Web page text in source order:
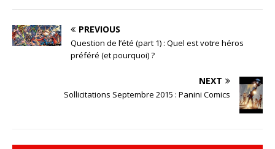
PREVIOUS
Question de l’été (part 1) : Quel est votre héros
préféré (et pourquoi) ?
NEXT
Sollicitations Septembre 2015 : Panini Comics